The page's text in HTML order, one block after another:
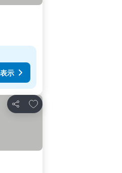
示
シェア
お気に入りに追加